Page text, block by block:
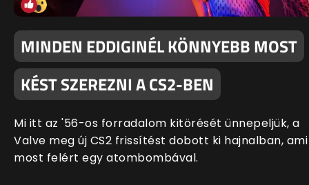
MINDEN EDDIGINÉL KÖNNYEBB MOST
KÉST SZEREZNI A CS2-BEN
Mi itt az '56-os forradalom kitörését ünnepeljük, a
Valve meg új CS2 frissítést dobott ki hajnalban, ami
most felért egy atombombával.